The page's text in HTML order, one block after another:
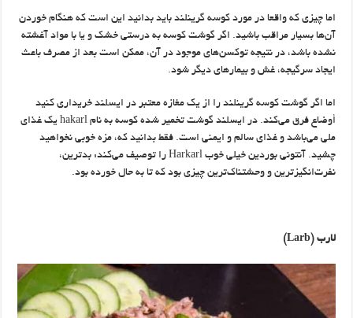
اما چیزی که واقعا در مورد کوسه ‏گرینلند باید بدانید این است که هنگام خوردن
آن‌ها بسیار مراقب باشید. اگر گوشت کوسه به درستی خشک و یا با مواد آغشته
نشده باشد، در نتیجه توکسن‌های موجود در آن، ممکن است بعد از مصرف باعث
ایجاد سرگیجه، غش و بیمارهای دیگر شود.
اما اگر گوشت کوسه گرینلند را از یک مغازه معتبر در ایسلند خریداری کنید
أوضاع فرق می‌کند. در ایسلند گوشت تخمیر شده کوسه به نام hakarl یک غذای
ملی می‌باشد و غذای سالم و ایمنی است. فقط بدانید که، مزه خوبی نخواهید
چشید. آنتونی بوردین خیلی خوب Harkarl را توصیف می‌کند: بدترین،
نفرت‌انگیزترین و وحشتناک‌ترین چیزی بود که تا به حال خورده بود.
لارب (Larb)